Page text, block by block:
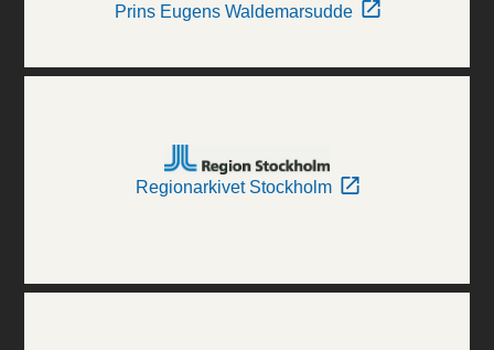
Prins Eugens Waldemarsudde
Regionarkivet Stockholm